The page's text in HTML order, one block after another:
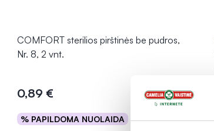
COMFORT sterilios pirštinės be pudros,
Nr. 8, 2 vnt.
0,89 €
% PAPILDOMA NUOLAIDA
Į krepšelį